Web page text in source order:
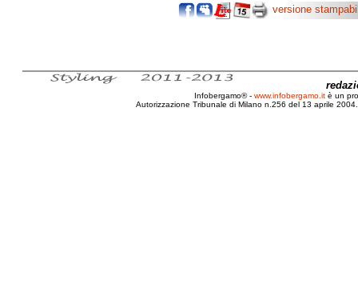
versione
Infobergamo® - www.infobergamo.it è un
Autorizzazione Tribunale di Milano n.256 del 13 aprile